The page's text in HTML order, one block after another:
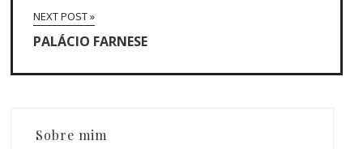
NEXT POST »
PALÁCIO FARNESE
Sobre mim